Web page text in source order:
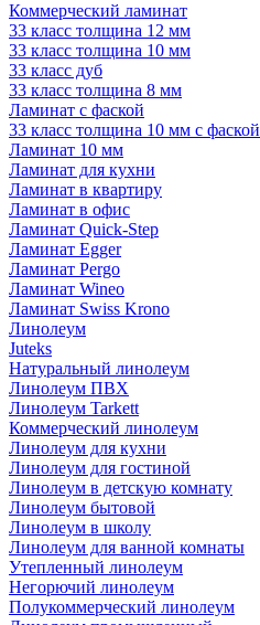
Коммерческий ламинат
33 класс толщина 12 мм
33 класс толщина 10 мм
33 класс дуб
33 класс толщина 8 мм
Ламинат с фаской
33 класс толщина 10 мм с фаской
Ламинат 10 мм
Ламинат для кухни
Ламинат в квартиру
Ламинат в офис
Ламинат Quick-Step
Ламинат Egger
Ламинат Pergo
Ламинат Wineo
Ламинат Swiss Krono
Линолеум
Juteks
Натуральный линолеум
Линолеум ПВХ
Линолеум Tarkett
Коммерческий линолеум
Линолеум для кухни
Линолеум для гостиной
Линолеум в детскую комнату
Линолеум бытовой
Линолеум в школу
Линолеум для ванной комнаты
Утепленный линолеум
Негорючий линолеум
Полукоммерческий линолеум